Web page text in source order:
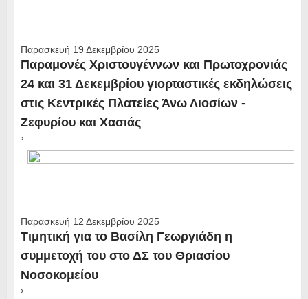
Παρασκευή 19 Δεκεμβρίου 2025
Παραμονές Χριστουγέννων και Πρωτοχρονιάς
24 και 31 Δεκεμβρίου γιορταστικές εκδηλώσεις
στις Κεντρικές Πλατείες Άνω Λιοσίων -
Ζεφυρίου και Χασιάς
›
Παρασκευή 12 Δεκεμβρίου 2025
Τιμητική για το Βασίλη Γεωργιάδη η
συμμετοχή του στο ΔΣ του Θριασίου
Νοσοκομείου
›